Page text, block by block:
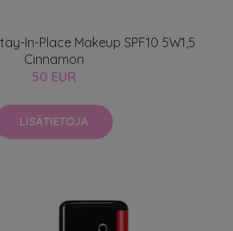
In-Place Makeup SPF10 5W1,5
Cinnamon
50 EUR
LISÄTIETOJA